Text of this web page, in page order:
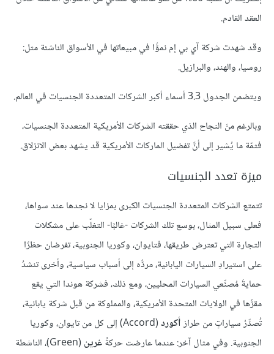
العقد القادم.
وقد شهدت شركة آي بي إم نموًّا في مبيعاتها في الأسواق الناشئة مثل:
روسيا، والهند، والبرازيل.
ويتضمن الجدول 3.3 أسماء أكبر الشركات المتعددة الجنسيات في العالم.
وبالرغم منَ النجاح الذي حققته الشركات الأمريكية المتعددة الجنسيات،
فثمّة ما يُشير إلى أنَّ تفضيل الماركات الأمريكية قد يشهد بعض الانزلاق.
ميزة تعدد الجنسيات
تتمتع الشركات المتعددة الجنسيات الكبرى بمزايا لا نجدها عند سواها،
فعلى سبيل المثال، بوسع تلك الشركات -غالبًا- التغلّب على مشكلات
التجارة التي تعترض طريقها، فتايوان، وكوريا الجنوبية، تفرضان حظرًا
على استيرادِ السيارات اليابانية، مردُّه إلى أسباب سياسية، وأخرى تنشدُ
حمايةَ مُصنِّعي السيارات المحليين، ومع ذلك، فشركة هوندا التي يقع
مقرُّها في الولايات المتحدة الأمريكية، والمملوكة من قبل شركة يابانية،
تُصدِّرُ سياراتٍ من طرازأكورد
(Accord) إلى كل من تايوان، وكوريا
الجنوبية. وفي مثال آخر: عندما عارضت حركةُغرين
(Green)، الناشطة